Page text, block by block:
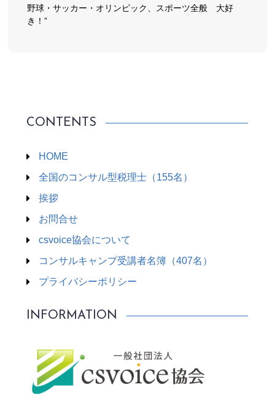
野球・サッカー・オリンピック、スポーツ全般 大好
き！”
CONTENTS
HOME
全国のコンサル型税理士（155名）
挨拶
お問合せ
csvoice協会について
コンサルキャンプ受講者名簿（407名）
プライバシーポリシー
INFORMATION